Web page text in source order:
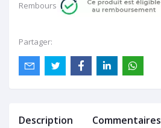
Rembourser:
Partager:
Description Commentaires